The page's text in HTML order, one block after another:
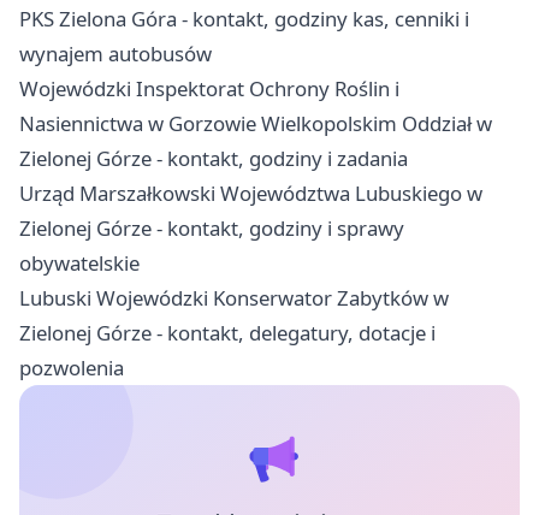
PKS Zielona Góra - kontakt, godziny kas, cenniki i
wynajem autobusów
Wojewódzki Inspektorat Ochrony Roślin i
Nasiennictwa w Gorzowie Wielkopolskim Oddział w
Zielonej Górze - kontakt, godziny i zadania
Urząd Marszałkowski Województwa Lubuskiego w
Zielonej Górze - kontakt, godziny i sprawy
obywatelskie
Lubuski Wojewódzki Konserwator Zabytków w
Zielonej Górze - kontakt, delegatury, dotacje i
pozwolenia